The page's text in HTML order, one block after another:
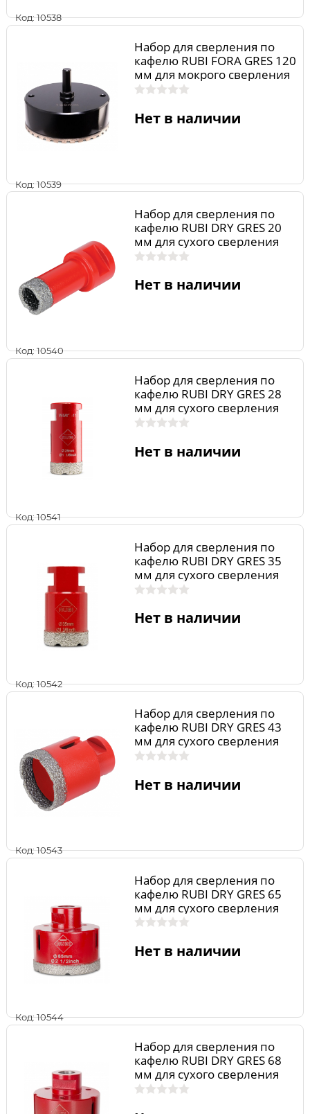
Код: 10538
Код: 10539
Набор для сверления по
кафелю RUBI FORA GRES 120
мм для мокрого сверления
04977
Нет в наличии
Код: 10540
Набор для сверления по
кафелю RUBI DRY GRES 20
мм для сухого сверления
04910
Нет в наличии
Код: 10541
Набор для сверления по
кафелю RUBI DRY GRES 28
мм для сухого сверления
04911
Нет в наличии
Код: 10542
Набор для сверления по
кафелю RUBI DRY GRES 35
мм для сухого сверления
04912
Нет в наличии
Код: 10543
Набор для сверления по
кафелю RUBI DRY GRES 43
мм для сухого сверления
04913
Нет в наличии
Код: 10544
Набор для сверления по
кафелю RUBI DRY GRES 65
мм для сухого сверления
04916
Нет в наличии
Набор для сверления по
кафелю RUBI DRY GRES 68
мм для сухого сверления
04917